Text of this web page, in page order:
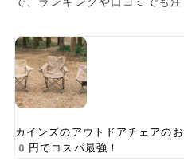
カインズのアウトドアチェア
0円でコスパ最強！